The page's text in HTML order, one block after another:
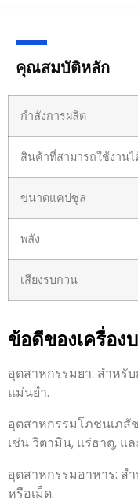
คุณสมบัติหลัก
กำลังการผลิต
สินค้าที่สามารถใช้งานไ
ขนาดแคปซูล
พลัง
เสียงรบกวน
ข้อดีของเครื่อง
อุตสาหกรรมยา: สำหรั
แม่นยำ.
อุตสาหกรรมโภชนเภสั
เช่น วิตามิน, แร่ธาตุ,
อุตสาหกรรมอาหาร: ส
หรือเม็ด.